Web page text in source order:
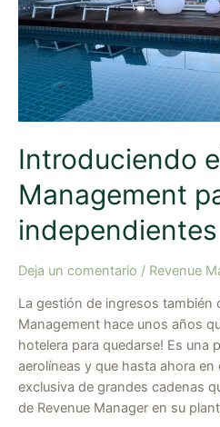
Introduciendo
Management
independientes
Deja un comentario / Revenue
La gestión de ingresos también
Management hace unos años
hotelera para quedarse! Es una
aerolíneas y que hasta ahora
exclusiva de grandes cadenas
de Revenue Manager en su
independientes